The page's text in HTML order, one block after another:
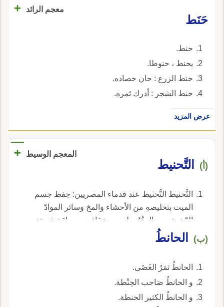
معجم الرائد
+
حَنَط
حنط.
يحنط ، حنوطا.
حنط الزرع : حان حصاده.
حنط الشجر : أدرك ثمره.
عرض المزيد
المعجم الوسيط +
(أ) التَّحنيط
التَّحنيط التَّحنيط عند قدماء المصريين: حِفظ جسم
الميت بتخليصهِ من الأحشاء والمخ وسائر الموادّ
الرِّخوة، ومعالجتُهُ بطيوبٍ وعقاقيرَ و موادَ تدفع عنه
أَسباب البِلى.
(ب) الحانطُ
الحانطُ ثمَرُ الغَضَى.
و الحانطُ صَاحب الحِنْطة.
و الحانطُ الكثير الحنطة.